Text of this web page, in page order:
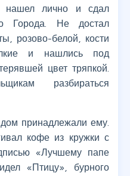
нашел лично и сдал
Города. Не достал
розово-белой, кости
и нашлись под
цвет тряпкой.
разбираться
принадлежали ему.
кофе из кружки с
«Лучшему папе
«Птицу», бурного